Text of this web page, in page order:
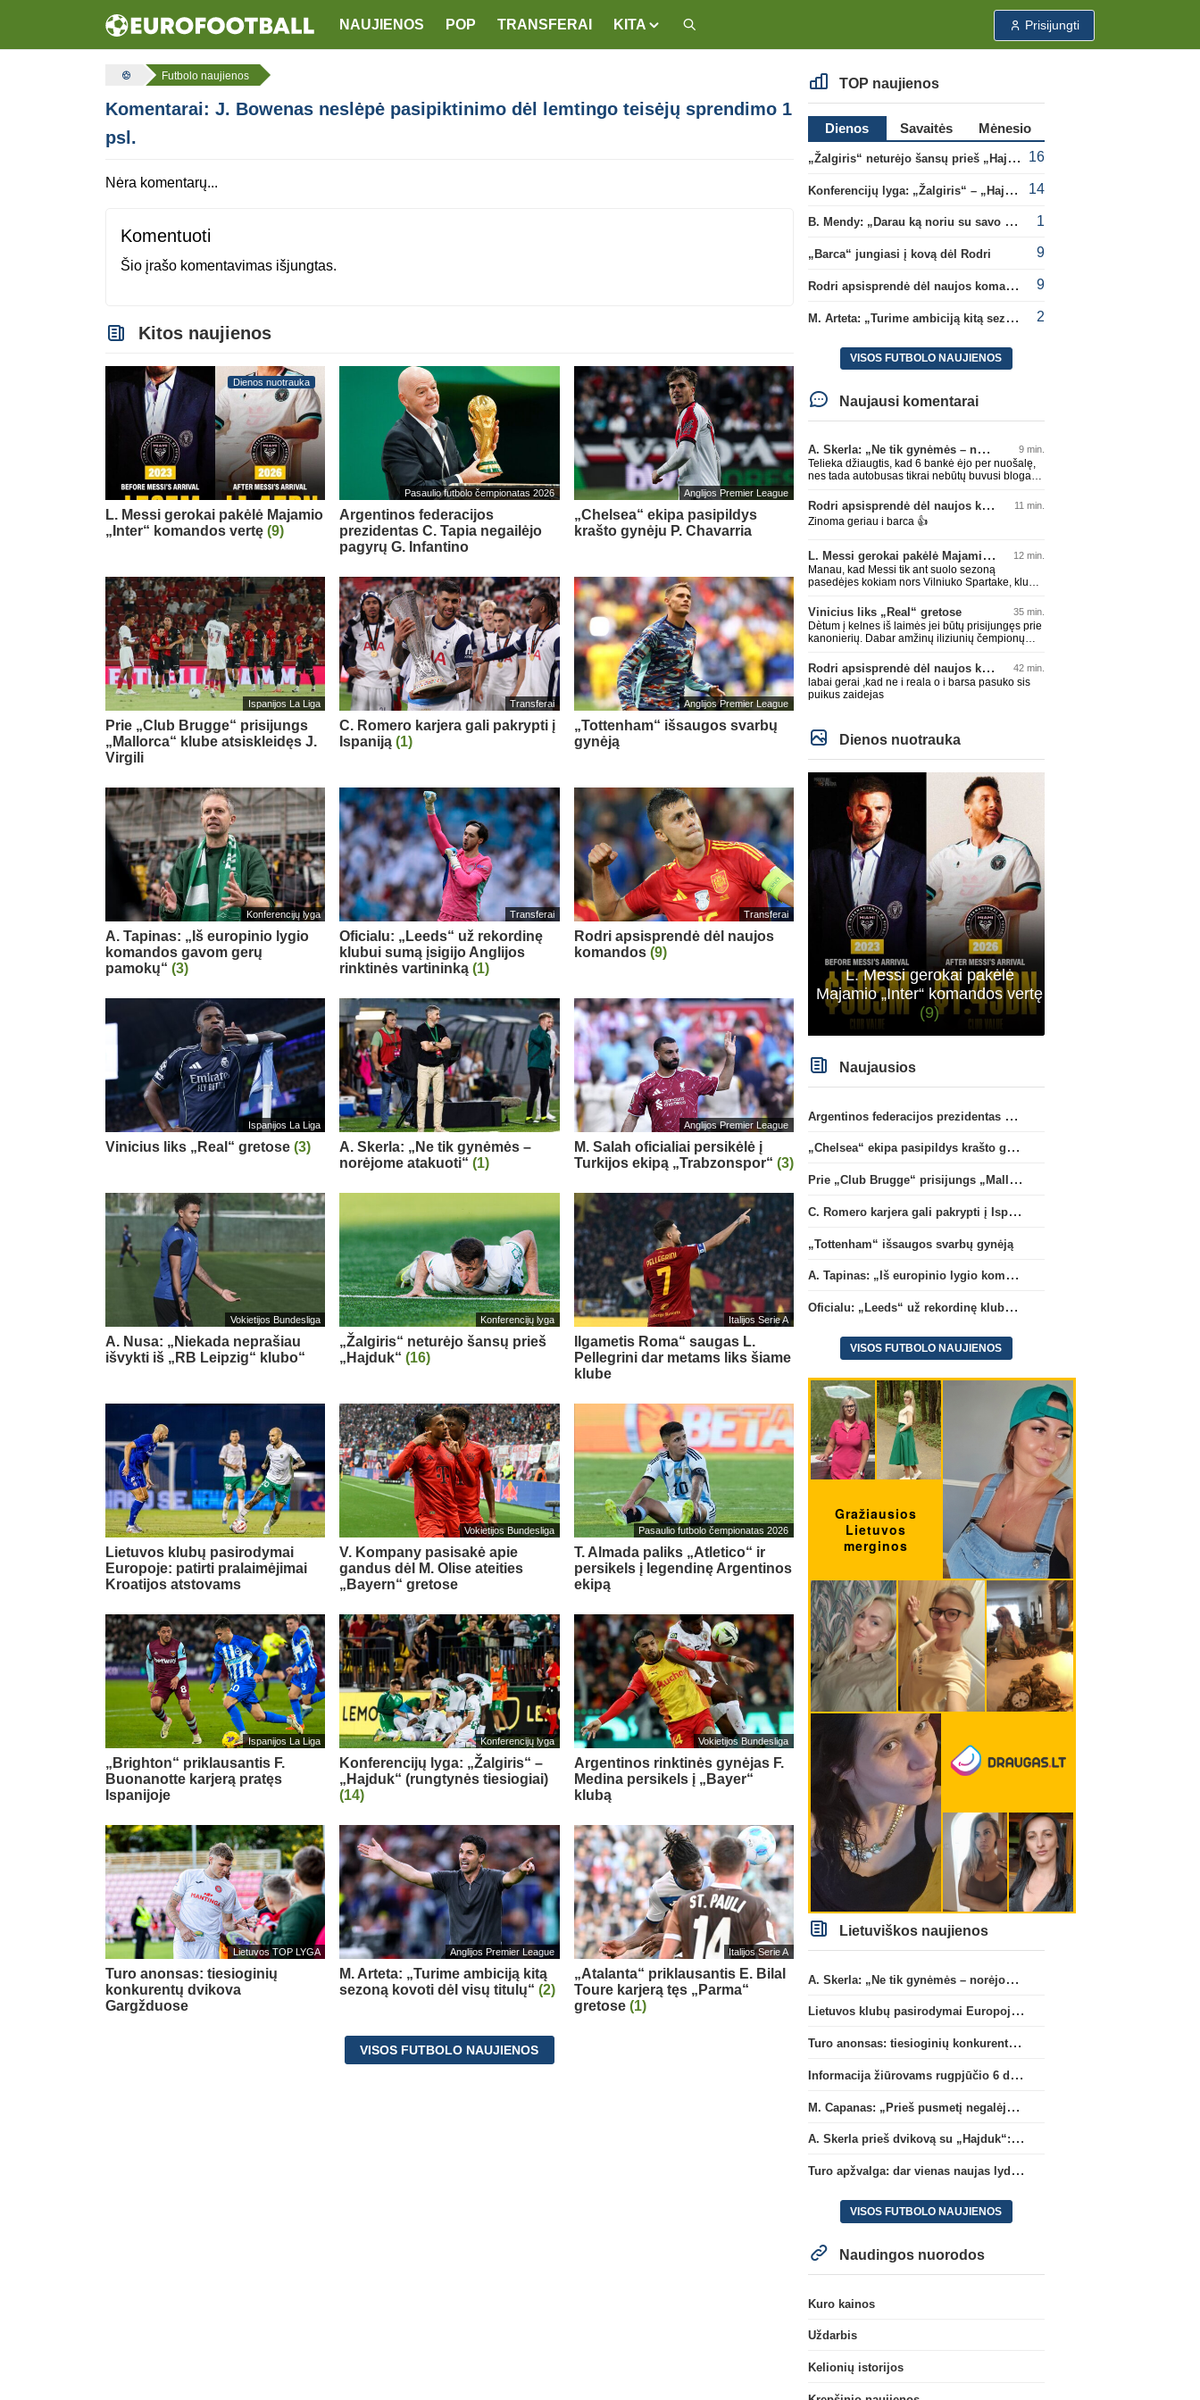
NAUJIENOS POP TRANSFERAI KITA Prisijungti
Futbolo naujienos
Komentarai: J. Bowenas neslėpė pasipiktinimo dėl lemtingo teisėjų sprendimo 1
psl.
Nėra komentarų...
Komentuoti
Šio įrašo komentavimas išjungtas.
Kitos naujienos
Dienos nuotrauka
L. Messi gerokai pakėlė Majamio
„Inter“ komandos vertę (9)
Pasaulio futbolo čempionatas 2026
Argentinos federacijos
prezidentas C. Tapia negailėjo
pagyrų G. Infantino
Anglijos Premier League
„Chelsea“ ekipa pasipildys
krašto gynėju P. Chavarria
Ispanijos La Liga
Prie „Club Brugge“ prisijungs
„Mallorca“ klube atsiskleidęs J.
Virgili
Transferai
C. Romero karjera gali pakrypti į
Ispaniją(1)
Anglijos Premier League
„Tottenham“ išsaugos svarbų
gynėją
Konferencijų lyga
A. Tapinas: „Iš europinio lygio
komandos gavom gerų
pamokų“ (3)
Transferai
Oficialu: „Leeds“ už rekordinę
klubui sumą įsigijo Anglijos
rinktinės vartininką(1)
Transferai
Rodri apsisprendė dėl naujos
komandos (9)
Ispanijos La Liga
Vinicius liks „Real“ gretose (3)
A. Skerla: „Ne tik gynėmės –
norėjome atakuoti“(1)
Anglijos Premier League
M. Salah oficialiai persikėlė į
Turkijos ekipą „Trabzonspor“ (3)
Vokietijos Bundesliga
A. Nusa: „Niekada neprašiau
išvykti iš „RB Leipzig“ klubo“
Konferencijų lyga
„Žalgiris“ neturėjo šansų prieš
„Hajduk“(16)
Italijos Serie A
Ilgametis Roma“ saugas L.
Pellegrini dar metams liks šiame
klube
Lietuvos klubų pasirodymai
Europoje: patirti pralaimėjimai
Kroatijos atstovams
Vokietijos Bundesliga
V. Kompany pasisakė apie
gandus dėl M. Olise ateities
„Bayern“ gretose
Pasaulio futbolo čempionatas 2026
T. Almada paliks „Atletico“ ir
persikels į legendinę Argentinos
ekipą
Ispanijos La Liga
„Brighton“ priklausantis F.
Buonanotte karjerą pratęs
Ispanijoje
Konferencijų lyga
Konferencijų lyga: „Žalgiris“ –
„Hajduk“ (rungtynės tiesiogiai)
(14)
Vokietijos Bundesliga
Argentinos rinktinės gynėjas F.
Medina persikels į „Bayer“
klubą
Lietuvos TOP LYGA
Turo anonsas: tiesioginių
konkurentų dvikova
Gargžduose
Anglijos Premier League
M. Arteta: „Turime ambiciją kitą
sezoną kovoti dėl visų titulų“(2)
Italijos Serie A
„Atalanta“ priklausantis E. Bilal
Toure karjerą tęs „Parma“
gretose (1)
VISOS FUTBOLO NAUJIENOS
TOP naujienos
Dienos Savaitės
Mėnesio
„Žalgiris“ neturėjo šansų prieš „Hajduk“
16
Konferencijų lyga: „Žalgiris“ – „Hajduk“ (rungtynės tiesiogiai) 14
B. Mendy: „Darau ką noriu su savo pasaulio čempionato titulu“ 1
„Barca“ jungiasi į kovą dėl Rodri 9
Rodri apsisprendė dėl naujos komandos 9
M. Arteta: „Turime ambiciją kitą sezoną kovoti dėl visų titulų“ 2
VISOS FUTBOLO NAUJIENOS
Naujausi komentarai
A. Skerla: „Ne tik gynėmės – norėjome atakuoti“ 9 min.
Telieka džiaugtis, kad 6 bankė ėjo per nuošalę,
nes tada autobusas tikrai nebūtų buvusi bloga
Rodri apsisprendė dėl naujos komandos 11 min.
Zinoma geriau i barca 👍
L. Messi gerokai pakėlė Majamio „Inter“ komandos vertę 12 min.
Manau, kad Messi tik ant suolo sezoną
pasedėjes kokiam nors Vilniuko Spartake, klubo
Vinicius liks „Real“ gretose 35 min.
Dètum į kelnes iš laimės jei būtų prisijungęs prie
kanonierių. Dabar amžinų iliziunių čempionų
mèlynas bus vis tiek :)
Rodri apsisprendė dėl naujos komandos 42 min.
labai gerai ,kad ne i reala o i barsa pasuko sis
puikus zaidejas
Dienos nuotrauka
L. Messi gerokai pakėlė
Majamio „Inter“ komandos vertę
(9)
Naujausios
Argentinos federacijos prezidentas C. Tapia negailėjo pagyrų G. Infantino
„Chelsea“ ekipa pasipildys krašto gynėju P. Chavarria
Prie „Club Brugge“ prisijungs „Mallorca“ klube atsiskleidęs J. Virgili
C. Romero karjera gali pakrypti į Ispaniją
„Tottenham“ išsaugos svarbų gynėją
A. Tapinas: „Iš europinio lygio komandos gavom gerų pamokų“
Oficialu: „Leeds“ už rekordinę klubui sumą įsigijo Anglijos rinktinės vartininką
VISOS FUTBOLO NAUJIENOS
Lietuviškos naujienos
A. Skerla: „Ne tik gynėmės – norėjome atakuoti“
Lietuvos klubų pasirodymai Europoje: patirti pralaimėjimai Kroatijos atstovams
Turo anonsas: tiesioginių konkurentų dvikova Gargžduose
Informacija žiūrovams rugpjūčio 6 d. UEFA rungtynėms
M. Capanas: „Prieš pusmetį negalėjau net įsivaizduoti, kad žaisime prieš „Hajduk“
A. Skerla prieš dvikovą su „Hajduk“: „Tai kito kalibro komanda“
Turo apžvalga: dar vienas naujas lyderis
VISOS FUTBOLO NAUJIENOS
Naudingos nuorodos
Kuro kainos
Uždarbis
Kelionių istorijos